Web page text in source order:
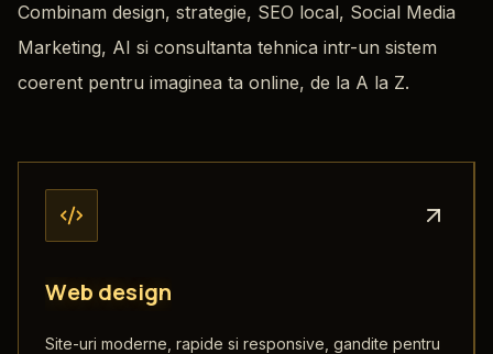
Combinam design, strategie, SEO local, Social Media
Marketing, AI si consultanta tehnica intr-un sistem
coerent pentru imaginea ta online, de la A la Z.
Web design
Site-uri moderne, rapide si responsive, gandite pentru